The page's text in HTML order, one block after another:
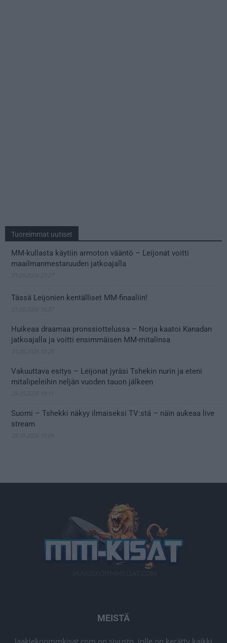
Tuoreimmat uutiset
MM-kullasta käytiin armoton vääntö – Leijonat voitti
maailmanmestaruuden jatkoajalla
Tässä Leijonien kentälliset MM-finaaliin!
Huikeaa draamaa pronssiottelussa – Norja kaatoi Kanadan
jatkoajalla ja voitti ensimmäisen MM-mitalinsa
Vakuuttava esitys – Leijonat jyräsi Tshekin nurin ja eteni
mitalipeleihin neljän vuoden tauon jälkeen
Suomi – Tshekki näkyy ilmaiseksi TV:stä – näin aukeaa live
stream
MEISTÄ
Jaakiekonmmkisat.com on sivusto, jolle on kerätty kaikki